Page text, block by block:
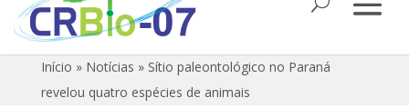
Início » Notícias » Sítio paleontológico no Paraná
revelou quatro espécies de animais